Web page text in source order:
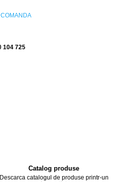
COMANDA
104 725
Catalog produse
Descarca catalogul de produse printr-un